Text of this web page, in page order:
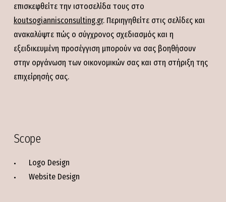
επισκεφθείτε την ιστοσελίδα τους στο
koutsogiannisconsulting.gr. Περιηγηθείτε στις σελίδες και
ανακαλύψτε πώς ο σύγχρονος σχεδιασμός και η
εξειδικευμένη προσέγγιση μπορούν να σας βοηθήσουν
στην οργάνωση των οικονομικών σας και στη στήριξη της
επιχείρησής σας.
Scope
Logo Design
Website Design